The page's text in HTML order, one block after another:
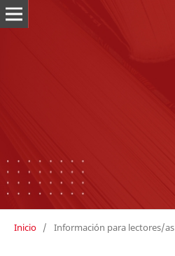
Inicio / Información para lectores/as